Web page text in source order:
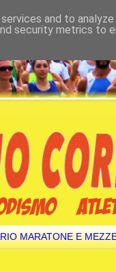
MARATONE E
and to
security metrics to